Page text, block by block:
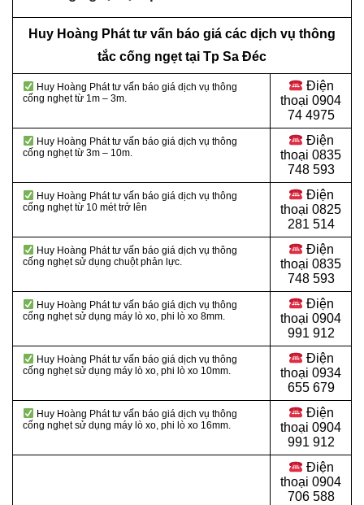
Huy Hoàng Phát tư vấn báo giá các dịch vụ thông
tắc cống ngẹt tại Tp Sa Đéc
Huy Hoàng Phát tư vấn báo giá dịch vụ thông
cống nghẹt từ 1m – 3m.
Điện
thoại 0904
74 4975
Huy Hoàng Phát tư vấn báo giá dịch vụ thông
cống nghẹt từ 3m – 10m.
Điện
thoại 0835
748 593
Huy Hoàng Phát tư vấn báo giá dịch vụ thông
cống nghẹt từ 10 mét trở lên
Điện
thoại 0825
281 514
Huy Hoàng Phát tư vấn báo giá dịch vụ thông
cống nghẹt sử dụng chuột phản lực.
Điện
thoại 0835
748 593
Huy Hoàng Phát tư vấn báo giá dịch vụ thông
cống nghẹt sử dụng máy lò xo, phi lò xo 8mm.
Điện
thoại 0904
991 912
Huy Hoàng Phát tư vấn báo giá dịch vụ thông
cống nghẹt sử dụng máy lò xo, phi lò xo 10mm.
Điện
thoại 0934
655 679
Huy Hoàng Phát tư vấn báo giá dịch vụ thông
cống nghẹt sử dụng máy lò xo, phi lò xo 16mm.
Điện
thoại 0904
991 912
Điện
thoại 0904
706 588